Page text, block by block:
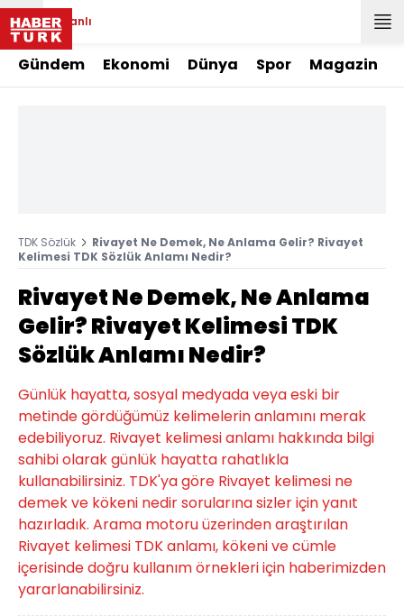
Canlı
Gündem Ekonomi Dünya Spor Magazin
TDK Sözlük
Rivayet Ne Demek, Ne Anlama Gelir? Rivayet
Kelimesi TDK Sözlük Anlamı Nedir?
Rivayet Ne Demek, Ne Anlama
Gelir? Rivayet Kelimesi TDK
Sözlük Anlamı Nedir?
Günlük hayatta, sosyal medyada veya eski bir
metinde gördüğümüz kelimelerin anlamını merak
edebiliyoruz. Rivayet kelimesi anlamı hakkında bilgi
sahibi olarak günlük hayatta rahatlıkla
kullanabilirsiniz. TDK'ya göre Rivayet kelimesi ne
demek ve kökeni nedir sorularına sizler için yanıt
hazırladık. Arama motoru üzerinden araştırılan
Rivayet kelimesi TDK anlamı, kökeni ve cümle
içerisinde doğru kullanım örnekleri için haberimizden
yararlanabilirsiniz.